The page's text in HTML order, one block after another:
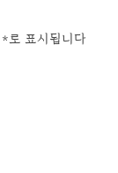
*로 표시됩니다